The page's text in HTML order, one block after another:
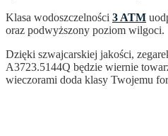
Klasa wodoszczelności 3 ATM
oraz podwyższony poziom wilgoci.
Dzięki szwajcarskiej jakości,
A3723.5144Q będzie wiernie
wieczorami doda klasy Twojemu